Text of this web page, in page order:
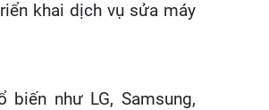
khai dịch vụ sửa máy
như LG, Samsung,